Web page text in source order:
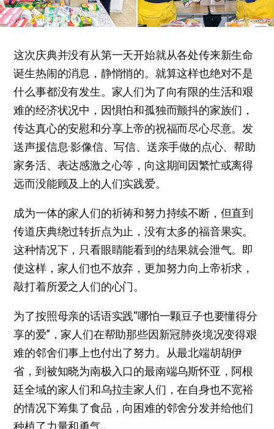
这次庆典并没有从第一天开始就从各处传来新生命
诞生热闹的消息，静悄悄的。就算这样也绝对不是
什么事都没有发生。家人们为了向有限的生活和艰
难的经济状况中，因惧怕和孤独而颤抖的家族们，
传达真心的安慰和分享上帝的祝福而尽心尽意。发
送声援信息·影像信、写信、送亲手做的点心、帮助
家务活、表达感激之心等，向这期间因繁忙或离得
远而没能顾及上的人们实践爱。
成为一体的家人们的祈祷和努力持续不断，但直到
传道庆典绕过转折点为止，没有太多的福音果实。
这种情况下，只看眼睛能看到的结果就会泄气。即
使这样，家人们也不放弃，更加努力向上帝祈求，
敲打着所爱之人们的心门。
为了按照母亲的话语实践“哪怕一颗豆子也要懂得分
享的爱”，家人们在帮助那些因新冠肺炎境况变得艰
难的邻舍们事上也付出了努力。从最北端胡胡伊
省，到被知晓为南极入口的最南端乌斯怀亚，阿根
廷全域的家人们和乌拉圭家人们，在自身也不宽裕
的情况下筹集了食品，向困难的邻舍分发并给他们